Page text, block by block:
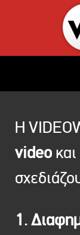
Η
video
1.